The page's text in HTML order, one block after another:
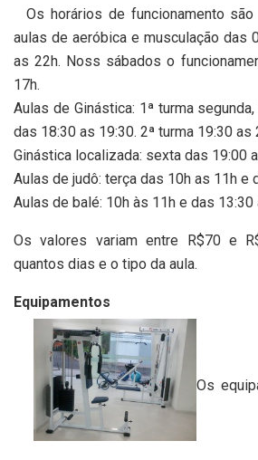
Os horários de funcionamento
aulas de aeróbica e musculação das
as 22h. Noss sábados o
17h.
Aulas de Ginástica: 1ª turma
das 18:30 as 19:30. 2ª turma 19:30 as
Ginástica localizada: sexta das 19:00
Aulas de judô: terça das 10h as 11h e
Aulas de balé: 10h às 11h e das 13:30
Os valores variam entre R$70 e
quantos dias e o tipo da aula.
Equipamentos
Os